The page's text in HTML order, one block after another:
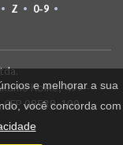
Z 0-9
Koike, 499 -
08538-100
e melhorar a sua
você concorda com